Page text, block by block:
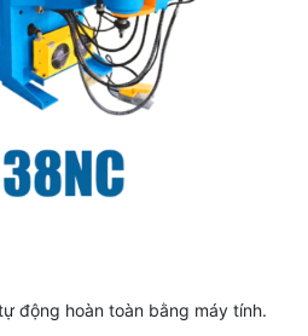
động hoàn toàn bằng máy tính.